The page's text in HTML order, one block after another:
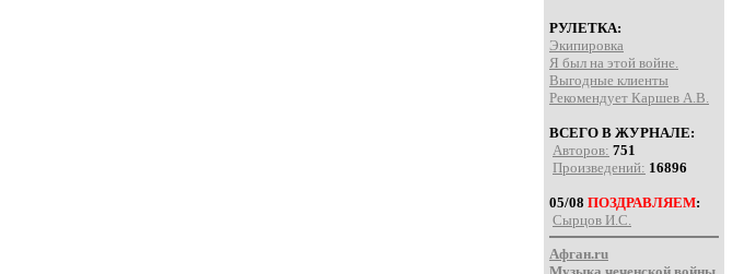
РУЛЕТКА:
Экипировка
Я был на этой войне.
Выгодные клиенты
Рекомендует Каршев А.В.
ВСЕГО В ЖУРНАЛЕ:
Авторов: 751
Произведений: 16896
05/08 ПОЗДРАВЛЯЕМ:
Сырцов И.С.
Афган.ru